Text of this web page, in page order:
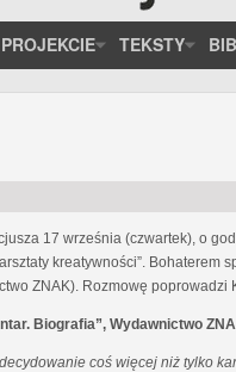
TEKSTY
17 września (czwartek), o
kreatywności”. Bohaterem
ZNAK). Rozmowę
Biografia”, Wydawnictwo
coś więcej niż tylko